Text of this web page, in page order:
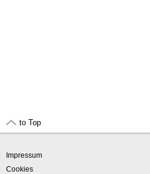
to Top
Impressum
Cookies